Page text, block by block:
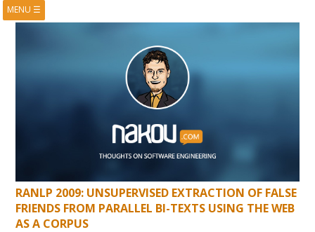
MENU ☰
RANLP 2009: UNSUPERVISED EXTRACTION OF FALSE
FRIENDS FROM PARALLEL BI-TEXTS USING THE WEB
AS A CORPUS